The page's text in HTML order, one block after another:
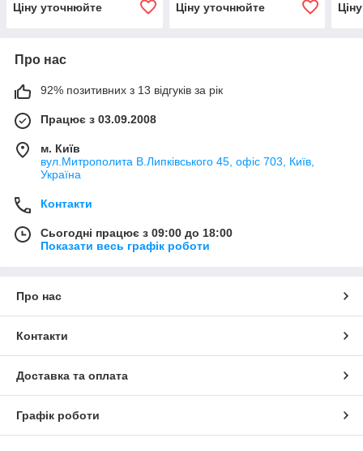
Ціну уточнюйте
Ціну уточнюйте
Про нас
92% позитивних з 13 відгуків за рік
Працює з 03.09.2008
м. Київ
вул.Митрополита В.Липківського 45, офіс 703, Київ,
Україна
Контакти
Сьогодні працює з 09:00 до 18:00
Показати весь графік роботи
Про нас
Контакти
Доставка та оплата
Графік роботи